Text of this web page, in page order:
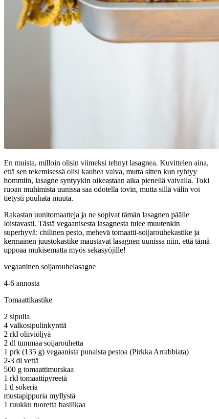
En muista, milloin olisin viimeksi tehnyt lasagnea. Kuvittelen aina,
että sen tekemisessä olisi kauhea vaiva, mutta sitten kun ryhtyy
hommiin, lasagne syntyykin oikeastaan aika pienellä vaivalla. Toki
ruoan muhimista uunissa saa odotella tovin, mutta sillä välin voi
tietysti puuhata muuta.
Rakastan uunitomaatteja ja ne sopivat tämän lasagnen päälle
loistavasti. Tästä vegaanisesta lasagnesta tulee muutenkin
superhyvä: chilinen pesto, mehevä tomaatti-soijarouhekastike ja
kermainen juustokastike maustavat lasagnen uunissa niin, että tämä
uppoaa mukisematta myös sekasyöjille!
vegaaninen soijarouhelasagne
4-6 annosta
Tomaattikastike
2 sipulia
4 valkosipulinkynttä
2 rkl oliiviöljyä
2 dl tummaa soijarouhetta
1 prk (135 g) vegaanista punaista pestoa (Pirkka Arrabbiata)
2-3 dl vettä
500 g tomaattimurskaa
1 rkl tomaattipyreetä
1 tl sokeria
mustapippuria myllystä
1 ruukku tuoretta basilikaa